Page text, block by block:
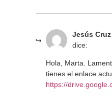
Jesús
dice:
Hola, Marta.
tienes el enlace
https://